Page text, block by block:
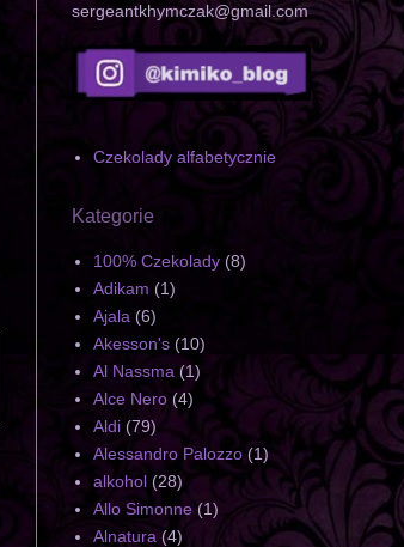
sergeantkhymczak@gmail.com
Czekolady alfabetycznie
Kategorie
100% Czekolady (8)
Adikam (1)
Ajala (6)
Akesson's (10)
Al Nassma (1)
Alce Nero (4)
Aldi (79)
Alessandro Palozzo (1)
alkohol (28)
Allo Simonne (1)
Alnatura (4)